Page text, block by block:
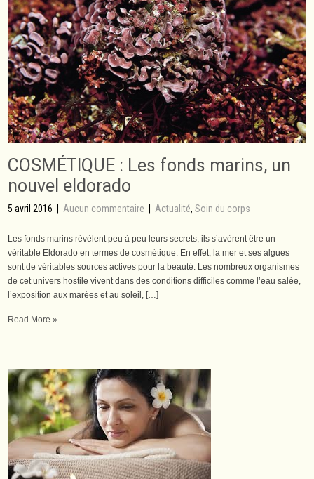
COSMÉTIQUE : Les fonds marins, un
nouvel eldorado
5 avril 2016 |Aucun commentaire |Actualité,Soin du corps
Les fonds marins révèlent peu à peu leurs secrets, ils s’avèrent être un
véritable Eldorado en termes de cosmétique. En effet, la mer et ses algues
sont de véritables sources actives pour la beauté. Les nombreux organismes
de cet univers hostile vivent dans des conditions difficiles comme l’eau salée,
l’exposition aux marées et au soleil, […]
Read More »